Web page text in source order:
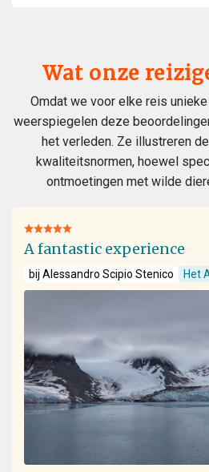
Wat onze
Omdat we voor elke reis
weerspiegelen deze
het verleden. Ze illustreren
kwaliteitsnormen, hoewel
ontmoetingen met wilde
A fantastic experience
bij Alessandro Scipio Stenico Het